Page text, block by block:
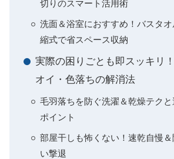
切りのスマート活用術
洗面＆浴室におすすめ！バスタ
縮式で省スペース収納
実際の困りごとも即スッキリ
オイ・色落ちの解消法
毛羽落ちを防ぐ洗濯＆乾燥テク
ポイント
部屋干しも怖くない！速乾自慢
い撃退